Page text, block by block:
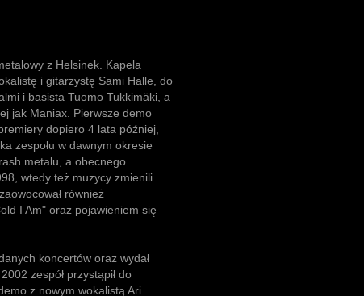
z Helsinek. Kapela
i gitarzystę Sami Halle, do
i basista Tuomo Tukkimäki, a
jak Maniax. Pierwsze demo
dopiero 4 lata później,
zespołu w dawnym okresie
metalu, a obecnego
wtedy też muzycy zmienili
również
I Am" oraz pojawieniem się
koncertów oraz wydał
zespół przystąpił do
z nowym wokalistą Ari